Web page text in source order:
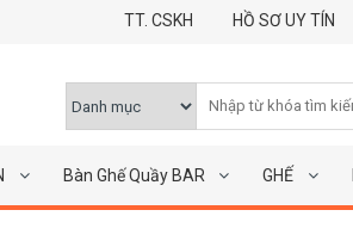
TT. CSKH HỒ SƠ UY TÍN
Bàn Ghế Quầy BAR GHẾ